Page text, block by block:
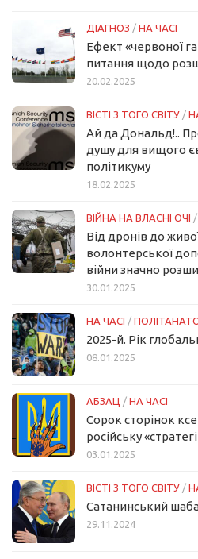
ДІАГНОЗ / НА ЧАСІ
Ефект «червоної
питання щодо
20.02.2025
ВІСТІ З ТОГО СВІТУ /
Ай да Дональд!..
душу для вищого
політикуму
18.02.2025
ВІЙНА НА ВЛАСНІ ОЧІ /
Від дронів до
волонтерської
війни значно
30.01.2025
НА ЧАСІ /
2025-й. Рік
08.01.2025
АБЗАЦ / НА ЧАСІ
Сорок сторінок
російську
03.01.2025
ВІСТІ З ТОГО СВІТУ /
Сатанинський
29.11.2024